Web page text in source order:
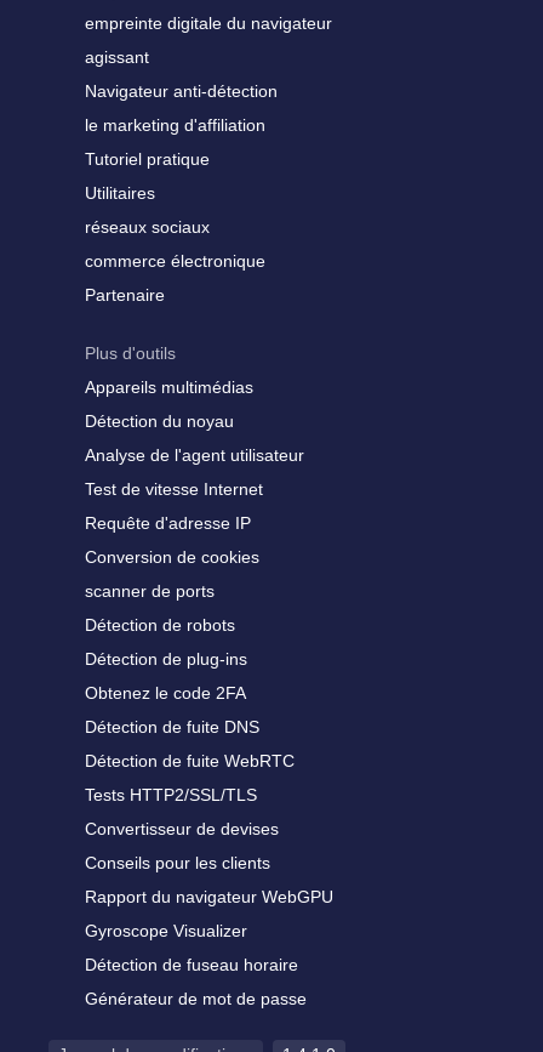
empreinte digitale du navigateur
agissant
Navigateur anti-détection
le marketing d'affiliation
Tutoriel pratique
Utilitaires
réseaux sociaux
commerce électronique
Partenaire
Plus d'outils
Appareils multimédias
Détection du noyau
Analyse de l'agent utilisateur
Test de vitesse Internet
Requête d'adresse IP
Conversion de cookies
scanner de ports
Détection de robots
Détection de plug-ins
Obtenez le code 2FA
Détection de fuite DNS
Détection de fuite WebRTC
Tests HTTP2/SSL/TLS
Convertisseur de devises
Conseils pour les clients
Rapport du navigateur WebGPU
Gyroscope Visualizer
Détection de fuseau horaire
Générateur de mot de passe